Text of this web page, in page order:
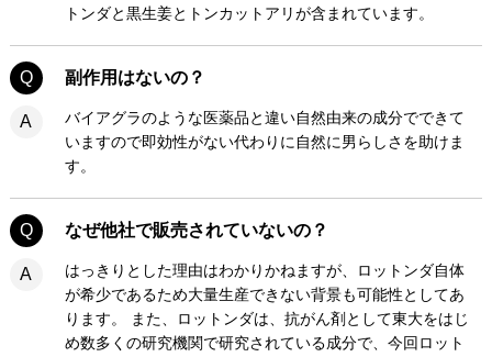
トンダと黒生姜とトンカットアリが含まれています。
Q 副作用はないの？
A
バイアグラのような医薬品と違い自然由来の成分でできて
いますので即効性がない代わりに自然に男らしさを助けま
す。
Q なぜ他社で販売されていないの？
A
はっきりとした理由はわかりかねますが、ロットンダ自体
が希少であるため大量生産できない背景も可能性としてあ
ります。 また、ロットンダは、抗がん剤として東大をはじ
め数多くの研究機関で研究されている成分で、今回ロット